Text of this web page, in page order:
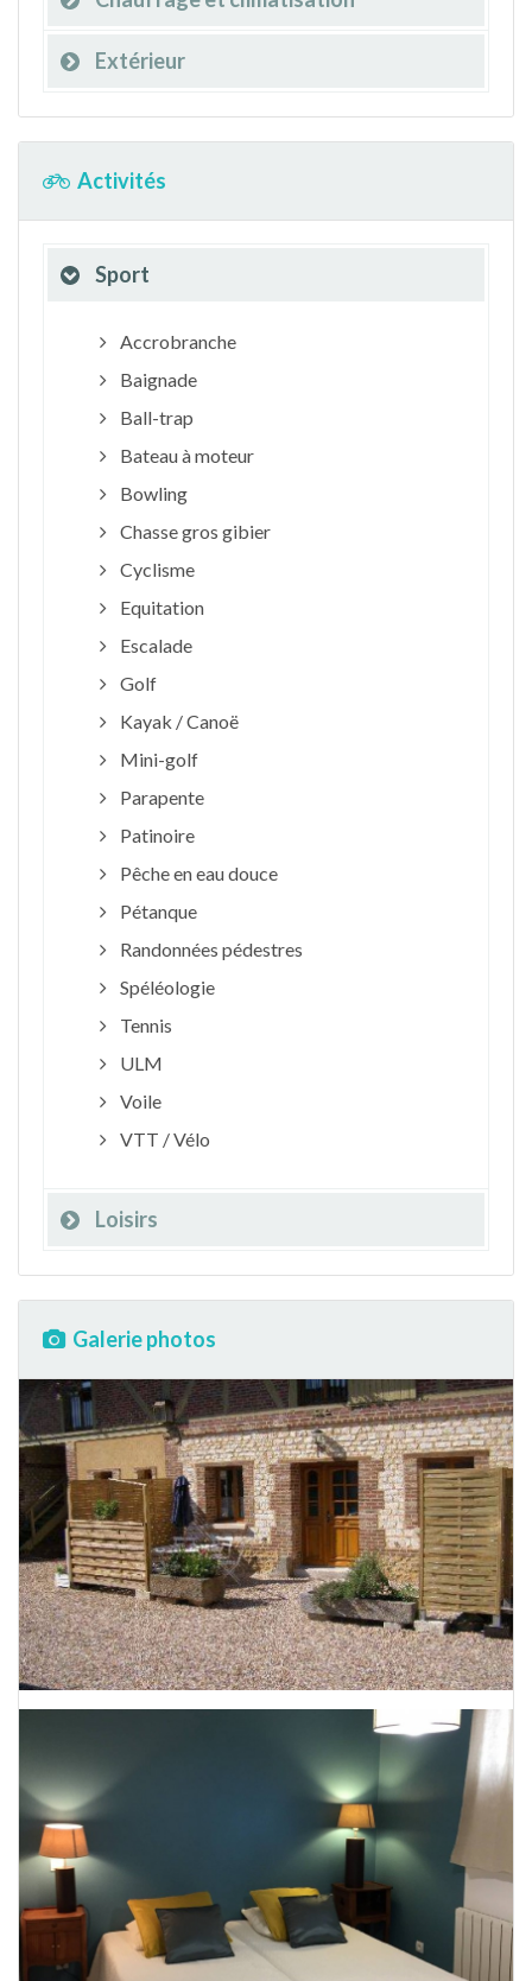
Extérieur
Activités
Sport
Accrobranche
Baignade
Ball-trap
Bateau à moteur
Bowling
Chasse gros gibier
Cyclisme
Equitation
Escalade
Golf
Kayak / Canoë
Mini-golf
Parapente
Patinoire
Pêche en eau douce
Pétanque
Randonnées pédestres
Spéléologie
Tennis
ULM
Voile
VTT / Vélo
Loisirs
Galerie photos